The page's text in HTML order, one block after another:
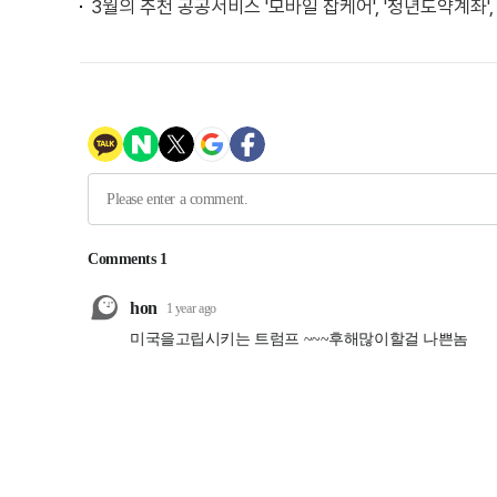
3월의 추천 공공서비스 '모바일 잡케어', '청년도약계좌